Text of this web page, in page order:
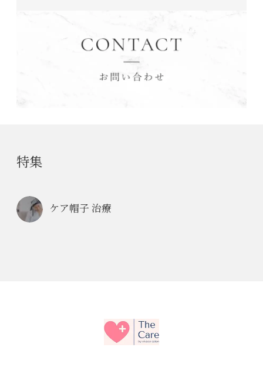
特集
ケア帽子 治療